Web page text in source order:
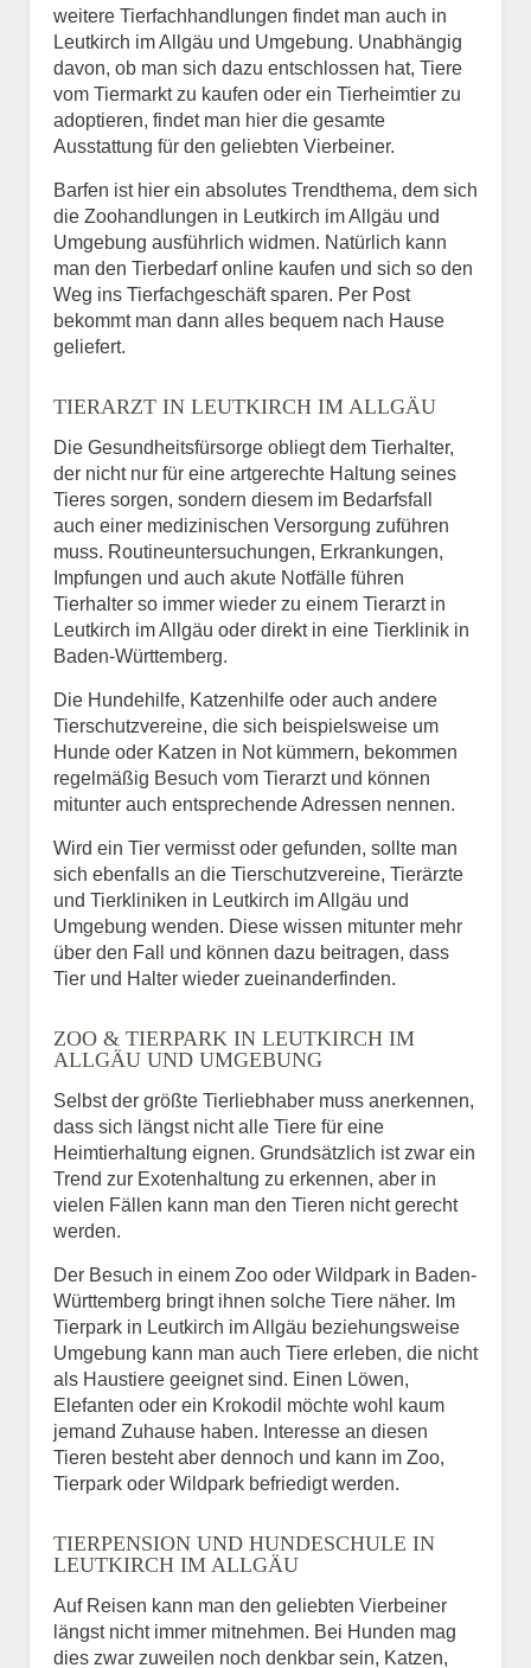
weitere Tierfachhandlungen findet man auch in
Leutkirch im Allgäu und Umgebung. Unabhängig
davon, ob man sich dazu entschlossen hat, Tiere
vom Tiermarkt zu kaufen oder ein Tierheimtier zu
adoptieren, findet man hier die gesamte
Ausstattung für den geliebten Vierbeiner.
Barfen ist hier ein absolutes Trendthema, dem sich
die Zoohandlungen in Leutkirch im Allgäu und
Umgebung ausführlich widmen. Natürlich kann
man den Tierbedarf online kaufen und sich so den
Weg ins Tierfachgeschäft sparen. Per Post
bekommt man dann alles bequem nach Hause
geliefert.
TIERARZT IN LEUTKIRCH IM ALLGÄU
Die Gesundheitsfürsorge obliegt dem Tierhalter,
der nicht nur für eine artgerechte Haltung seines
Tieres sorgen, sondern diesem im Bedarfsfall
auch einer medizinischen Versorgung zuführen
muss. Routineuntersuchungen, Erkrankungen,
Impfungen und auch akute Notfälle führen
Tierhalter so immer wieder zu einem Tierarzt in
Leutkirch im Allgäu oder direkt in eine Tierklinik in
Baden-Württemberg.
Die Hundehilfe, Katzenhilfe oder auch andere
Tierschutzvereine, die sich beispielsweise um
Hunde oder Katzen in Not kümmern, bekommen
regelmäßig Besuch vom Tierarzt und können
mitunter auch entsprechende Adressen nennen.
Wird ein Tier vermisst oder gefunden, sollte man
sich ebenfalls an die Tierschutzvereine, Tierärzte
und Tierkliniken in Leutkirch im Allgäu und
Umgebung wenden. Diese wissen mitunter mehr
über den Fall und können dazu beitragen, dass
Tier und Halter wieder zueinanderfinden.
ZOO & TIERPARK IN LEUTKIRCH IM
ALLGÄU UND UMGEBUNG
Selbst der größte Tierliebhaber muss anerkennen,
dass sich längst nicht alle Tiere für eine
Heimtierhaltung eignen. Grundsätzlich ist zwar ein
Trend zur Exotenhaltung zu erkennen, aber in
vielen Fällen kann man den Tieren nicht gerecht
werden.
Der Besuch in einem Zoo oder Wildpark in Baden-
Württemberg bringt ihnen solche Tiere näher. Im
Tierpark in Leutkirch im Allgäu beziehungsweise
Umgebung kann man auch Tiere erleben, die nicht
als Haustiere geeignet sind. Einen Löwen,
Elefanten oder ein Krokodil möchte wohl kaum
jemand Zuhause haben. Interesse an diesen
Tieren besteht aber dennoch und kann im Zoo,
Tierpark oder Wildpark befriedigt werden.
TIERPENSION UND HUNDESCHULE IN
LEUTKIRCH IM ALLGÄU
Auf Reisen kann man den geliebten Vierbeiner
längst nicht immer mitnehmen. Bei Hunden mag
dies zwar zuweilen noch denkbar sein, Katzen,